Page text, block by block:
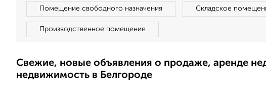
Помещение свободного назначения Складское
Производственное помещение
Свежие, новые объявления о продаже, аренде
недвижимость в Белгороде